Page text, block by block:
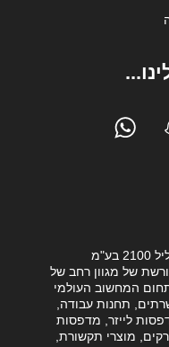
של מגוון רחב של
המחשוב העולמי
תחנות עבודה,
לייזר, מדפסות
מוצרי תקשורת,